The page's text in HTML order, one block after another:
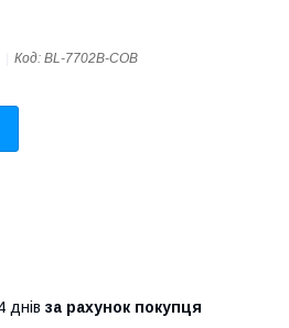
Код: BL-7702B-COB
днів за рахунок покупця